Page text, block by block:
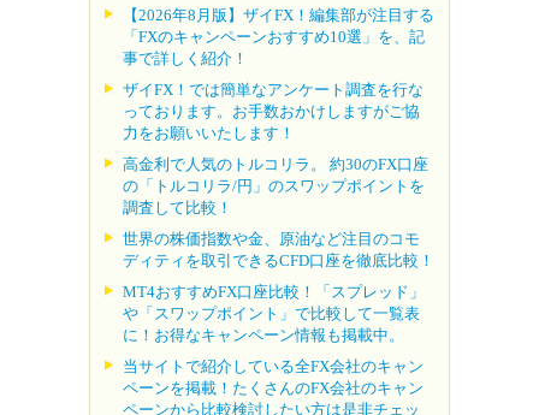
【2026年8月版】ザイFX！編集部が注目する
「FXのキャンペーンおすすめ10選」を、記
事で詳しく紹介！
ザイFX！では簡単なアンケート調査を行な
っております。お手数おかけしますがご協
力をお願いいたします！
高金利で人気のトルコリラ。 約30のFX口座
の「トルコリラ/円」のスワップポイントを
調査して比較！
世界の株価指数や金、原油など注目のコモ
ディティを取引できるCFD口座を徹底比較！
MT4おすすめFX口座比較！「スプレッド」
や「スワップポイント」で比較して一覧表
に！お得なキャンペーン情報も掲載中。
当サイトで紹介している全FX会社のキャン
ペーンを掲載！たくさんのFX会社のキャン
ペーンから比較検討したい方は是非チェッ